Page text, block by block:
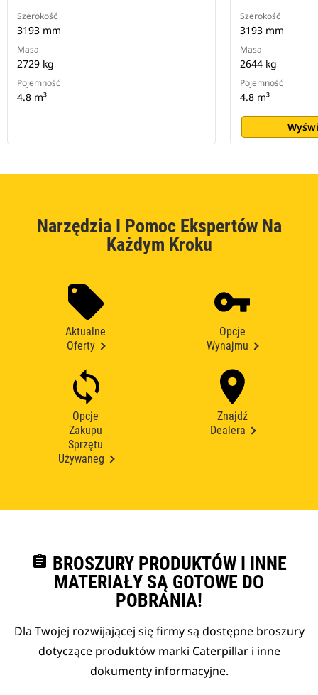
Szerokość
3193 mm
Masa
2729 kg
Pojemność
4.8 m³
Szerokość
3193 mm
Masa
2644 kg
Pojemność
4.8 m³
Narzędzia I Pomoc Ekspertów Na
Każdym Kroku
Aktualne
Oferty
Opcje
Wynajmu
Opcje
Zakupu
Sprzętu
Używaneg
Znajdź
Dealera
assignment BROSZURY PRODUKTÓW I INNE
MATERIAŁY SĄ GOTOWE DO
POBRANIA!
Dla Twojej rozwijającej się firmy są dostępne broszury
dotyczące produktów marki Caterpillar i inne
dokumenty informacyjne.